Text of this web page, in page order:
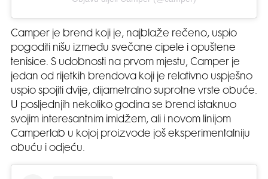
Camper je brend koji je, najblaže rečeno, uspio
pogoditi nišu između svečane cipele i opuštene
tenisice. S udobnosti na prvom mjestu, Camper je
jedan od rijetkih brendova koji je relativno uspješno
uspio spojiti dvije, dijametralno suprotne vrste obuće.
U posljednjih nekoliko godina se brend istaknuo
svojim interesantnim imidžem, ali i novom linijom
Camperlab u kojoj proizvode još eksperimentalniju
obuću i odjeću.